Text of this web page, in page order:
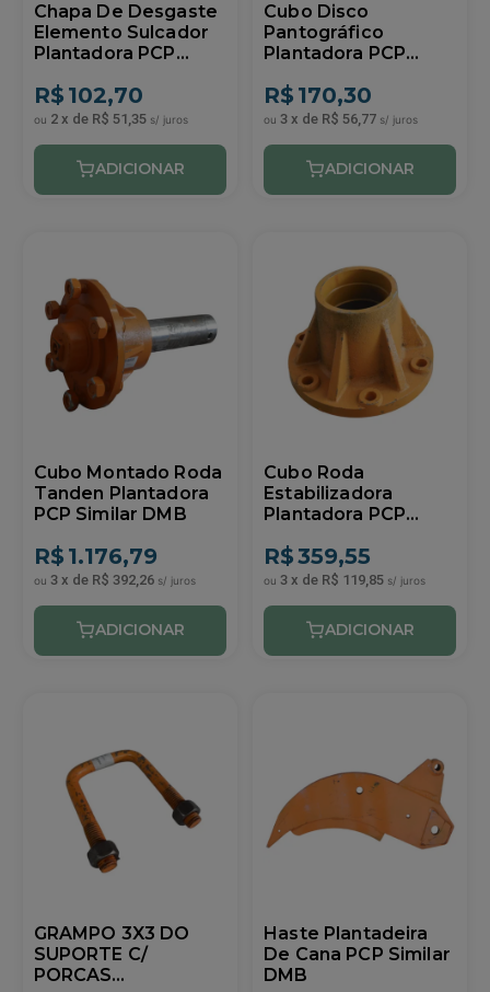
Chapa De Desgaste
Elemento Sulcador
Plantadora PCP
R$ 102,70
2 x de R$ 51,35
Cubo Disco
Pantográfico
Plantadora PCP
R$ 170,30
3 x de R$ 56,77
Cubo Montado Roda
Tanden Plantadora
PCP Similar DMB
R$ 1.176,79
3 x de R$ 392,26
Cubo Roda
Estabilizadora
Plantadora PCP
R$359,55
3 x de R$ 119,85
GRAMPO 3X3 DO
SUPORTE C/
PORCAS
Haste Plantadeira
De Cana PCP Similar
DMB